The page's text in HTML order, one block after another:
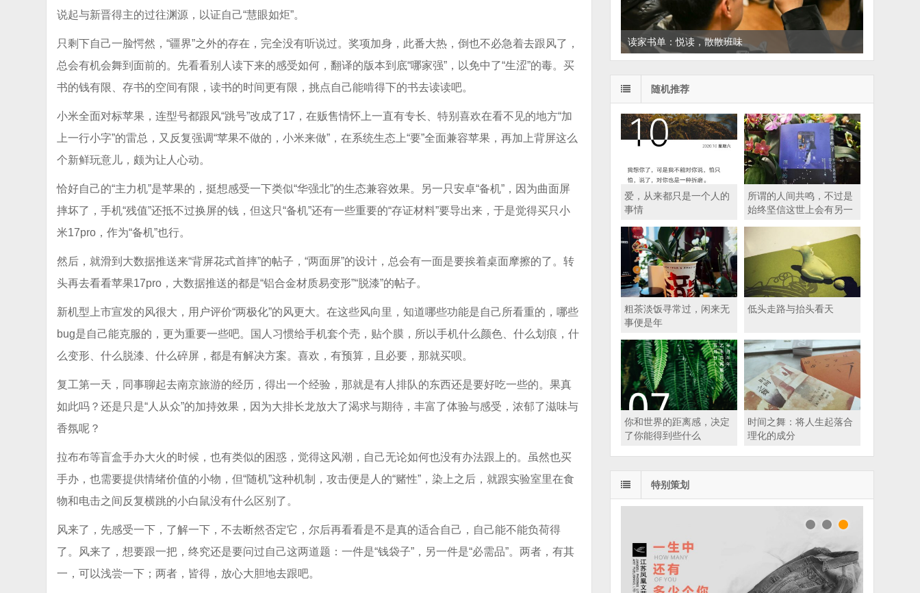
说起与新晋得主的过往渊源，以证自己“慧眼如炬”。
只剩下自己一脸愕然，“疆界”之外的存在，完全没有听说过。奖项加身，此番大热，倒也不必急着去跟风了，
总会有机会舞到面前的。先看看别人读下来的感受如何，翻译的版本到底“哪家强”，以免中了“生涩”的毒。买
书的钱有限、存书的空间有限，读书的时间更有限，挑点自己能啃得下的书去读读吧。
小米全面对标苹果，连型号都跟风“跳号”改成了17，在贩售情怀上一直有专长、特别喜欢在看不见的地方“加
上一行小字”的雷总，又反复强调“苹果不做的，小米来做”，在系统生态上“要”全面兼容苹果，再加上背屏这么
个新鲜玩意儿，颇为让人心动。
恰好自己的“主力机”是苹果的，挺想感受一下类似“华强北”的生态兼容效果。另一只安卓“备机”，因为曲面屏
摔坏了，手机“残值”还抵不过换屏的钱，但这只“备机”还有一些重要的“存证材料”要导出来，于是觉得买只小
米17pro，作为“备机”也行。
然后，就滑到大数据推送来“背屏花式首摔”的帖子，“两面屏”的设计，总会有一面是要挨着桌面摩擦的了。转
头再去看看苹果17pro，大数据推送的都是“铝合金材质易变形”“脱漆”的帖子。
新机型上市宣发的风很大，用户评价“两极化”的风更大。在这些风向里，知道哪些功能是自己所看重的，哪些
bug是自己能克服的，更为重要一些吧。国人习惯给手机套个壳，贴个膜，所以手机什么颜色、什么划痕，什
么变形、什么脱漆、什么碎屏，都是有解决方案。喜欢，有预算，且必要，那就买呗。
复工第一天，同事聊起去南京旅游的经历，得出一个经验，那就是有人排队的东西还是要好吃一些的。果真
如此吗？还是只是“人从众”的加持效果，因为大排长龙放大了渴求与期待，丰富了体验与感受，浓郁了滋味与
香氛呢？
拉布布等盲盒手办大火的时候，也有类似的困惑，觉得这风潮，自己无论如何也没有办法跟上的。虽然也买
手办，也需要提供情绪价值的小物，但“随机”这种机制，攻击便是人的“赌性”，染上之后，就跟实验室里在食
物和电击之间反复横跳的小白鼠没有什么区别了。
风来了，先感受一下，了解一下，不去断然否定它，尔后再看看是不是真的适合自己，自己能不能负荷得
了。风来了，想要跟一把，终究还是要问过自己这两道题：一件是“钱袋子”，另一件是“必需品”。两者，有其
一，可以浅尝一下；两者，皆得，放心大胆地去跟吧。
读家书单：悦读，散散班味
随机推荐
爱，从来都只是一个人的
事情
所谓的人间共鸣，不过是
始终坚信这世上会有另一
粗茶淡饭寻常过，闲来无
事便是年
低头走路与抬头看天
你和世界的距离感，决定
了你能得到些什么
时间之舞：将人生起落合
理化的成分
特别策划